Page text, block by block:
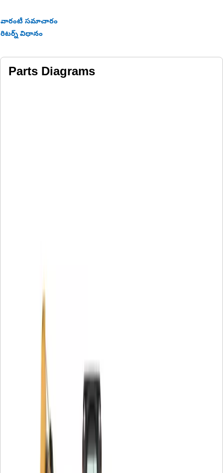
వారంటీ సమాచారం
రిటర్న్ విధానం
Parts Diagrams